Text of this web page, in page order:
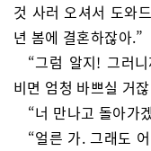
것 사러 오셔서 도와
년 봄에 결혼하잖아.”
“그럼 알지! 그러
비면 엄청 바쁘실 거
“너 만나고 돌아가
“얼른 가. 그래도